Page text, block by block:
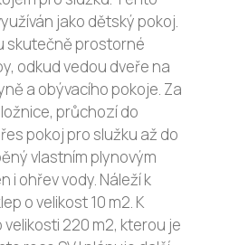
jako dětský pokoj.
skutečně prostorné
odkud vedou dveře na
a obývacího pokoje. Za
průchozí do
pokoj pro služku až do
vlastním plynovým
i ohřev vody. Náleží k
o velikost 10 m2. K
220 m2, kterou je